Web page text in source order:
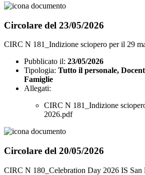
Circolare del 23/05/2026
CIRC N 181_Indizione sciopero per il 29
Pubblicato il: 23/05/2026
Tipologia: Tutto il personale,
Famiglie
Allegati:
CIRC N 181_Indizione
2026.pdf
Circolare del 20/05/2026
CIRC N 180_Celebration Day 2026 IS San